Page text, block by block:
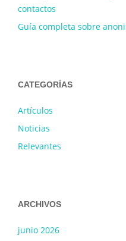
contactos
Guía completa sobre
CATEGORÍAS
Artículos
Noticias
Relevantes
ARCHIVOS
junio 2026